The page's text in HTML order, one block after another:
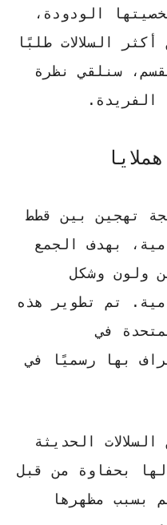
الودودة،
أكثر السلالات طلبًا
سنلقي نظرة
الفريدة.
تهجين بين قطط
بهدف الجمع
ولون وشكل
تم تطوير هذه
في
بها رسميًا في
السلالات الحديثة
بحفاوة من قبل
بسبب مظهرها